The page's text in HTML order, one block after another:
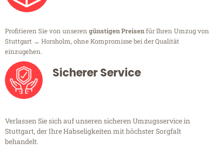
Profitieren Sie von unseren günstigen Preisenfür Ihren Umzug von
Stuttgart → Horsholm, ohne Kompromisse bei der Qualität
einzugehen.
Sicherer Service
Verlassen Sie sich auf unseren sicheren Umzugsservice in
Stuttgart, der Ihre Habseligkeiten mit höchster Sorgfalt
behandelt.